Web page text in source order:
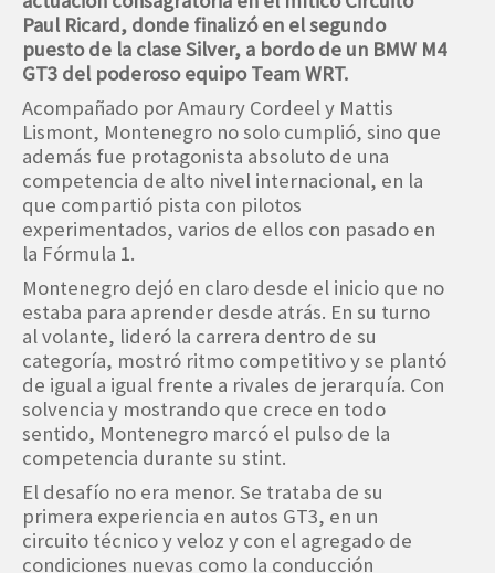
Paul Ricard, donde finalizó en el segundo
puesto de la clase Silver, a bordo de un BMW M4
GT3 del poderoso equipo Team WRT.
Acompañado por Amaury Cordeel y Mattis
Lismont, Montenegro no solo cumplió, sino que
además fue protagonista absoluto de una
competencia de alto nivel internacional, en la
que compartió pista con pilotos
experimentados, varios de ellos con pasado en
la Fórmula 1.
Montenegro dejó en claro desde el inicio que no
estaba para aprender desde atrás. En su turno
al volante, lideró la carrera dentro de su
categoría, mostró ritmo competitivo y se plantó
de igual a igual frente a rivales de jerarquía. Con
solvencia y mostrando que crece en todo
sentido, Montenegro marcó el pulso de la
competencia durante su stint.
El desafío no era menor. Se trataba de su
primera experiencia en autos GT3, en un
circuito técnico y veloz y con el agregado de
condiciones nuevas como la conducción